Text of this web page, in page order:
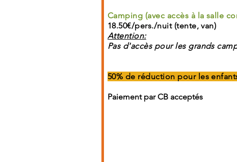
Camping (avec accès à la salle
18.50€/pers./nuit (tente, van)
Attention:
Pas d'accès pour les grands
50% de réduction pour les
Paiement par CB acceptés